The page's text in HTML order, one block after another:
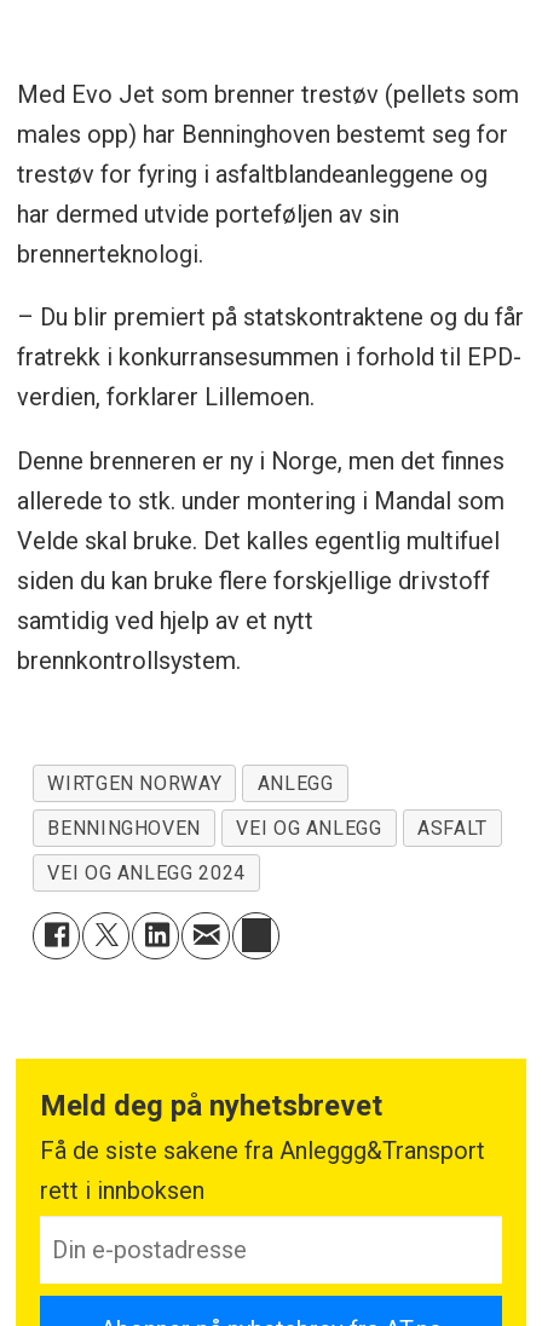
Med Evo Jet som brenner trestøv (pellets som
males opp) har Benninghoven bestemt seg for
trestøv for fyring i asfaltblandeanleggene og
har dermed utvide porteføljen av sin
brennerteknologi.
– Du blir premiert på statskontraktene og du får
fratrekk i konkurransesummen i forhold til EPD-
verdien, forklarer Lillemoen.
Denne brenneren er ny i Norge, men det finnes
allerede to stk. under montering i Mandal som
Velde skal bruke. Det kalles egentlig multifuel
siden du kan bruke flere forskjellige drivstoff
samtidig ved hjelp av et nytt
brennkontrollsystem.
WIRTGEN NORWAY
ANLEGG
BENNINGHOVEN
VEI OG ANLEGG
ASFALT
VEI OG ANLEGG 2024
Meld deg på nyhetsbrevet
Få de siste sakene fra Anleggg&Transport
rett i innboksen